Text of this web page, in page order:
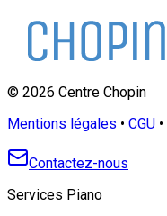
© 2026 Centre Chopin
Mentions légales • CGU •
Contactez-nous
Services Piano